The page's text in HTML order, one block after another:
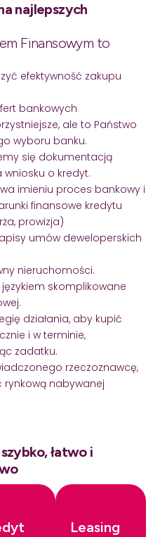
najlepszych
Finansowym to
efektywność zakupu
bankowych
ale to Państwo
wyboru banku.
się dokumentacją
wniosku o kredyt.
imieniu proces bankowy i
finansowe kredytu
prowizja)
umów deweloperskich
nieruchomości.
skomplikowane
działania, aby kupić
i w terminie,
zadatku.
rzeczoznawcę,
rynkową nabywanej
szybko, łatwo i
Leasing